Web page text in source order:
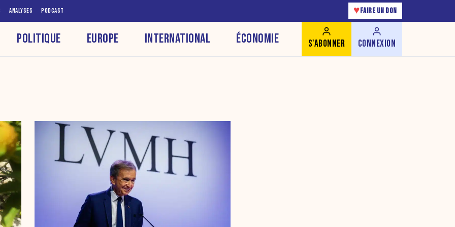
ANALYSES PODCAST ♥ FAIRE UN DON
POLITIQUE EUROPE INTERNATIONAL ÉCONOMIE S'ABONNER CONNEXION